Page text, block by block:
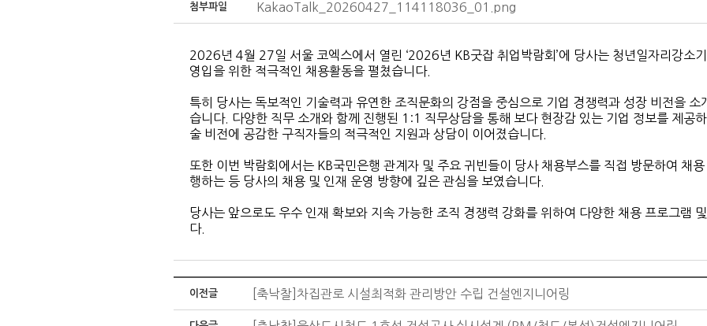
첨부파일 KakaoTalk_20260427_114118036_01.png
2026년 4월 27일 서울 코엑스에서 열린 ‘2026년 KB굿잡 취업박람회’에 당사는 청년일자리강소
영입을 위한 적극적인 채용활동을 펼쳤습니다.
특히 당사는 독보적인 기술력과 유연한 조직문화의 강점을 중심으로 기업 경쟁력과 성장 비전을
습니다. 다양한 직무 소개와 함께 진행된 1:1 직무상담을 통해 보다 현장감 있는 기업 정보를 제공
술 비전에 공감한 구직자들의 적극적인 지원과 상담이 이어졌습니다.
또한 이번 박람회에서는 KB국민은행 관계자 및 주요 귀빈들이 당사 채용부스를 직접 방문하여 채
행하는 등 당사의 채용 및 인재 운영 방향에 깊은 관심을 보였습니다.
당사는 앞으로도 우수 인재 확보와 지속 가능한 조직 경쟁력 강화를 위하여 다양한 채용 프로그램
다.
이전글 [축낙찰]차집관로 시설최적화 관리방안 수립 건설엔지니어링